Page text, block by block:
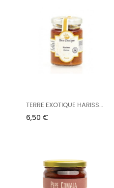
TERRE EXOTIQUE HARISSA
85G
Precio
6,50 €